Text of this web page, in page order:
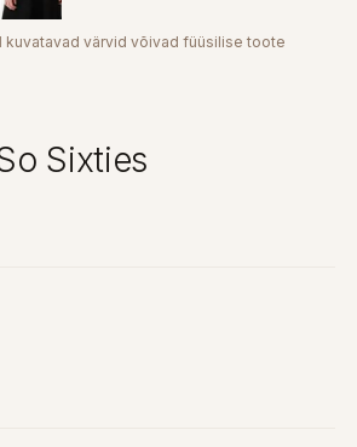
kuvatavad värvid võivad füüsilise toote
Sixties